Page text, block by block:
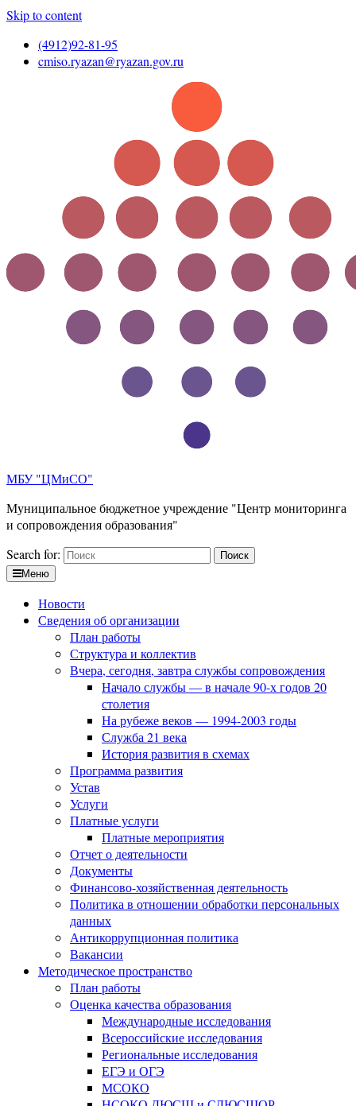
Skip to content
(4912)92-81-95
cmiso.ryazan@ryazan.gov.ru
МБУ "ЦМиСО"
Муниципальное бюджетное учреждение "Центр мониторинга
и сопровождения образования"
Search for:
Меню
Новости
Сведения об организации
План работы
Структура и коллектив
Вчера, сегодня, завтра службы сопровождения
Начало службы — в начале 90-х годов 20
столетия
На рубеже веков — 1994-2003 годы
Служба 21 века
История развития в схемах
Программа развития
Устав
Услуги
Платные услуги
Платные мероприятия
Отчет о деятельности
Документы
Финансово-хозяйственная деятельность
Политика в отношении обработки персональных
данных
Антикоррупционная политика
Вакансии
Методическое пространство
План работы
Оценка качества образования
Международные исследования
Всероссийские исследования
Региональные исследования
ЕГЭ и ОГЭ
МСОКО